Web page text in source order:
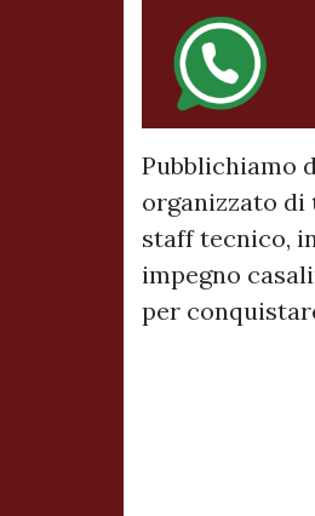
Pubblichiamo
organizzato di
staff tecnico,
impegno
per